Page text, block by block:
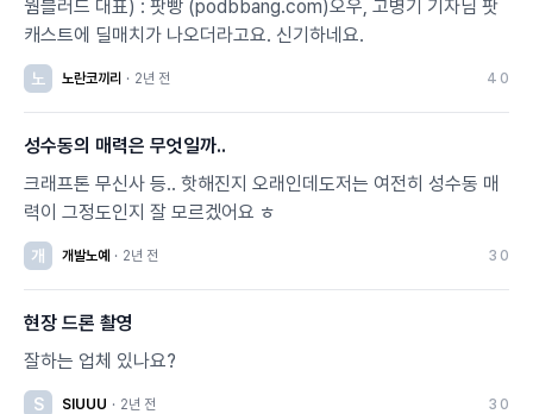
웜블러드 대표) : 팟빵 (podbbang.com)오우, 고병기 기자님 팟
캐스트에 딜매치가 나오더라고요. 신기하네요.
노 노란코끼리 · 2년 전 4 0
성수동의 매력은 무엇일까..
크래프톤 무신사 등.. 핫해진지 오래인데도저는 여전히 성수동 매
력이 그정도인지 잘 모르겠어요 ㅎ
개 개발노예 · 2년 전 3 0
현장 드론 촬영
잘하는 업체 있나요?
S SIUUU · 2년 전 3 0